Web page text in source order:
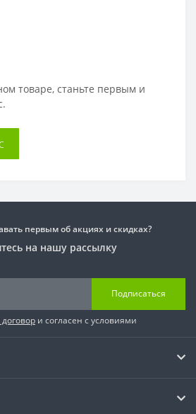
товаре, станьте первым и
первым об акциях и скидках?
на нашу рассылку
Подписаться
и согласен с условиями